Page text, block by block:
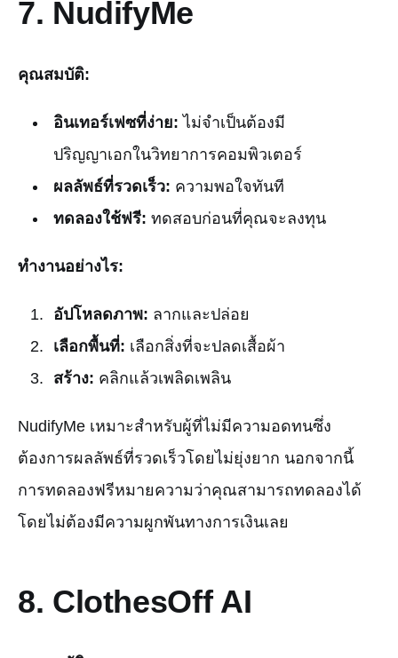
7. NudifyMe
คุณสมบัติ:
อินเทอร์เฟซที่ง่าย: ไม่จำเป็นต้องมี
ปริญญาเอกในวิทยาการคอมพิวเตอร์
ผลลัพธ์ที่รวดเร็ว: ความพอใจทันที
ทดลองใช้ฟรี: ทดสอบก่อนที่คุณจะลงทุน
ทำงานอย่างไร:
อัปโหลดภาพ: ลากและปล่อย
เลือกพื้นที่: เลือกสิ่งที่จะปลดเสื้อผ้า
สร้าง: คลิกแล้วเพลิดเพลิน
NudifyMe เหมาะสำหรับผู้ที่ไม่มีความอดทนซึ่ง
ต้องการผลลัพธ์ที่รวดเร็วโดยไม่ยุ่งยาก นอกจากนี้
การทดลองฟรีหมายความว่าคุณสามารถทดลองได้
โดยไม่ต้องมีความผูกพันทางการเงินเลย
8. ClothesOff AI